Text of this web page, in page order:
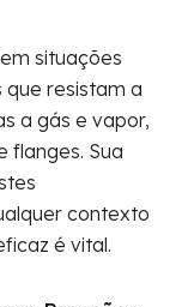
situações
que resistam a
a gás e vapor,
flanges. Sua
contexto
é vital.